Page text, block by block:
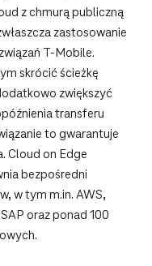
z chmurą publiczną
zastosowanie
T-Mobile.
skrócić ścieżkę
zwiększyć
transferu
to gwarantuje
Cloud on Edge
bezpośredni
w tym m.in. AWS,
oraz ponad 100